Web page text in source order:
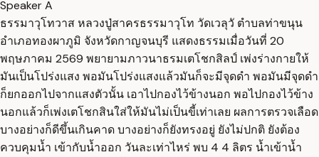
Speaker A
ธรรมาวุโทวาส หลวงปู่สาครธรรมาวุโท วัดเวลุวั ตำบลท่าขนุน
อำเภอทองผาภูมิ จังหวัดกาญจนบุรี แสดงธรรมเมื่อวันที่ 20
พฤษภาคม 2569 พยายามภาวนาธรมเตโชกสิลป์ เพ่งร่างกายให้
มันเป็นโปร่งแสง พอมันโปร่งแสงแล้วมันก็จะมีจุดดำ พอมันมีจุดดำ
ก็ยกออกไปจากแสงตัวนั้น เอาไปกองไว้ข้างนอก พอไปกองไว้ข้าง
นอกแล้วก็เพ่งเตโชกสินใส่ให้มันไม่เป็นขี้เท่าเลย ผลการตรวจเลือด
บางอย่างก็ดีขึ้นเกินคาด บางอย่างก็ยังทรงอยู่ ยังไม่ปกติ ยังต้อง
ควบคุมน้ำ เข้ากับน้ำออก วันละเท่าไหร่ พบ 4 4 ลิตร น้ำเข้าน้ำ